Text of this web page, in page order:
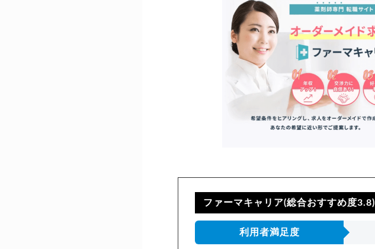
ファーマキャリア(総合おすすめ度3.8)
利用者満足度